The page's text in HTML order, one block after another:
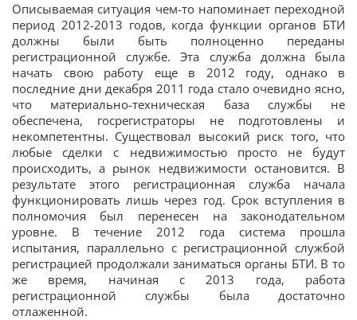
Описываемая ситуация чем-то напоминает переходной
период 2012-2013 годов, когда функции органов БТИ
должны были быть полноценно переданы
регистрационной службе. Эта служба должна была
начать свою работу еще в 2012 году, однако в
последние дни декабря 2011 года стало очевидно ясно,
что материально-техническая база службы не
обеспечена, госрегистраторы не подготовлены и
некомпетентны. Существовал высокий риск того, что
любые сделки с недвижимостью просто не будут
происходить, а рынок недвижимости остановится. В
результате этого регистрационная служба начала
функционировать лишь через год. Срок вступления в
полномочия был перенесен на законодательном
уровне. В течение 2012 года система прошла
испытания, параллельно с регистрационной службой
регистрацией продолжали заниматься органы БТИ. В то
же время, начиная с 2013 года, работа
регистрационной службы была достаточно
отлаженной.